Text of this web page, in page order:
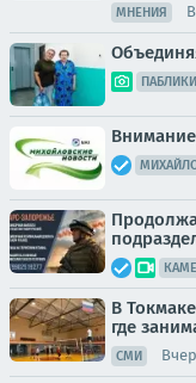
МНЕНИЯ
ПАБЛИКИ
В
где
СМИ